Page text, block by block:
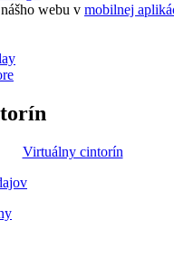
webu v mobilnej
Virtuálny cintorín